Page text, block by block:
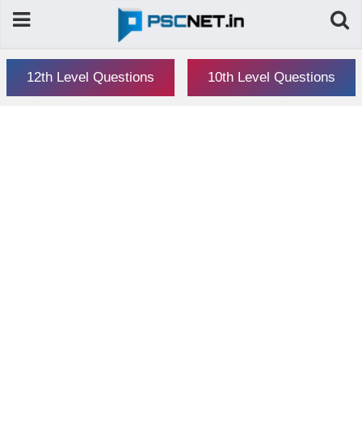
12th Level Questions 10th Level Questions